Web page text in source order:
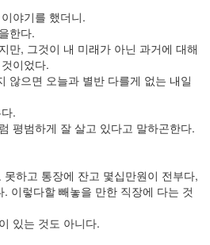
야기를 했더니.
한다.
만, 그것이 내 미래가 아닌 과거에 대해
이었다.
않으면 오늘과 별반 다를게 없는 내일
.
평범하게 잘 살고 있다고 말하곤한다.
하고 통장에 잔고 몇십만원이 전부다,
이렇다할 빼놓을 만한 직장에 다는 것
있는 것도 아니다.